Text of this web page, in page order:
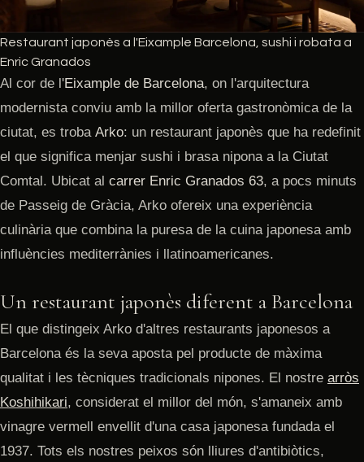
Restaurant japonès a l'Eixample Barcelona, sushi i robata a
Enric Granados
Al cor de l'Eixample de Barcelona, on l'arquitectura
modernista conviu amb la millor oferta gastronòmica de la
ciutat, es troba Arko: un restaurant japonès que ha redefinit
el que significa menjar sushi i brasa nipona a la Ciutat
Comtal. Ubicat al carrer Enric Granados 63, a pocs minuts
de Passeig de Gràcia, Arko ofereix una experiència
culinària que combina la puresa de la cuina japonesa amb
influències mediterrànies i llatinoamericanes.
Un restaurant japonès diferent a Barcelona
El que distingeix Arko d'altres restaurants japonesos a
Barcelona és la seva aposta pel producte de màxima
qualitat i les tècniques tradicionals nipones. El nostre arròs
Koshihikari, considerat el millor del món, s'amaneix amb
vinagre vermell envellit d'una casa japonesa fundada el
1937. Tots els nostres peixos són lliures d'antibiòtics,